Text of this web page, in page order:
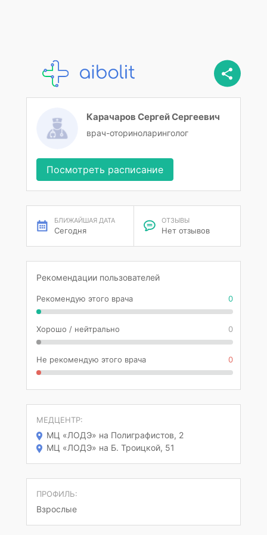
Карачаров Сергей Сергеевич
врач-оториноларинголог
Посмотреть расписание
БЛИЖАЙШАЯ ДАТА
Сегодня
ОТЗЫВЫ
Нет отзывов
Рекомендации пользователей
Рекомендую этого врача 0
Хорошо / нейтрально 0
Не рекомендую этого врача 0
МЕДЦЕНТР:
МЦ «ЛОДЭ» на Полиграфистов, 2
МЦ «ЛОДЭ» на Б. Троицкой, 51
ПРОФИЛЬ:
Взрослые